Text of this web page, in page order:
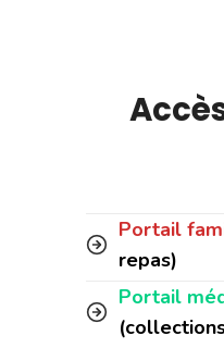
Portail
repas)
Portail